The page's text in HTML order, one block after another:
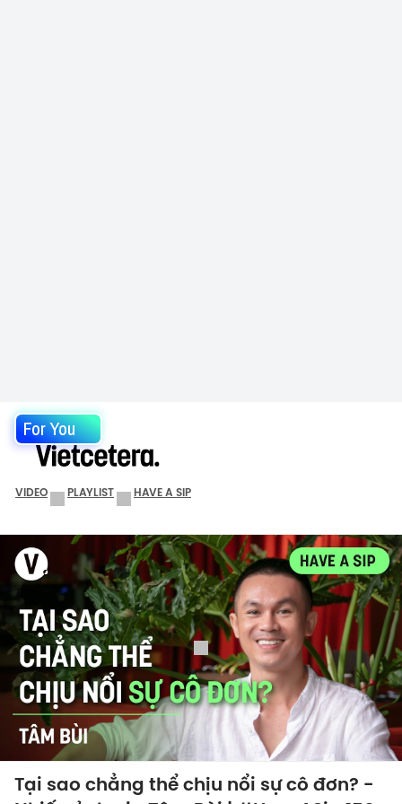
For You
VIDEO PLAYLIST HAVE A SIP
Tại sao chẳng thể chịu nổi sự cô đơn? -